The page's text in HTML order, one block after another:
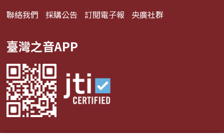
聯絡我們 採購公告 訂閱電子報 央廣社群
臺灣之音APP